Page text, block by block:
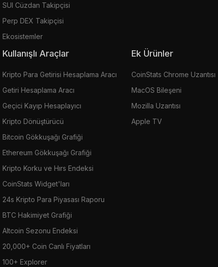
SUI Cüzdan Takipçisi
Perp DEX Takipçisi
Ekosistemler
Kullanışlı Araçlar
Kripto Para Getirisi Hesaplama Aracı
Getiri Hesaplama Aracı
Geçici Kayıp Hesaplayıcı
Kripto Dönüştürücü
Bitcoin Gökkuşağı Grafiği
Ethereum Gökkuşağı Grafiği
Kripto Korku ve Hırs Endeksi
CoinStats Widget'ları
24s Kripto Para Piyasası Raporu
BTC Hakimiyet Grafiği
Altcoin Sezonu Endeksi
20,000+ Coin Canlı Fiyatları
100+ Explorer
Ek Ürünler
CoinStats Chrome Uzantısı
MacOS Bileşeni
Mozilla Uzantısı
Apple TV